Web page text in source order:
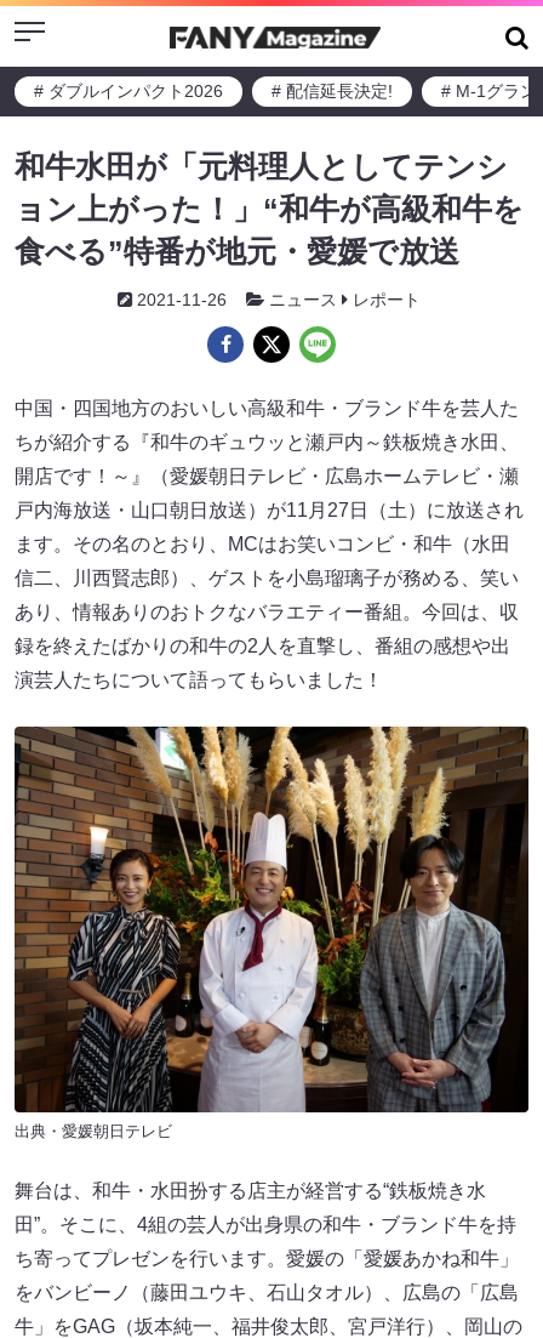
Menu
# ダブルインパクト2026 # 配信延長決定! # M-1グラン
和牛水田が「元料理人としてテンシ
ョン上がった！」“和牛が高級和牛を
食べる”特番が地元・愛媛で放送
2021-11-26 ニュース レポート
中国・四国地方のおいしい高級和牛・ブランド牛を芸人た
ちが紹介する『和牛のギュウッと瀬戸内～鉄板焼き水田、
開店です！～』（愛媛朝日テレビ・広島ホームテレビ・瀬
戸内海放送・山口朝日放送）が11月27日（土）に放送され
ます。その名のとおり、MCはお笑いコンビ・和牛（水田
信二、川西賢志郎）、ゲストを小島瑠璃子が務める、笑い
あり、情報ありのおトクなバラエティー番組。今回は、収
録を終えたばかりの和牛の2人を直撃し、番組の感想や出
演芸人たちについて語ってもらいました！
出典・愛媛朝日テレビ
舞台は、和牛・水田扮する店主が経営する“鉄板焼き水
田”。そこに、4組の芸人が出身県の和牛・ブランド牛を持
ち寄ってプレゼンを行います。愛媛の「愛媛あかね和牛」
をバンビーノ（藤田ユウキ、石山タオル）、広島の「広島
牛」をGAG（坂本純一、福井俊太郎、宮戸洋行）、岡山の